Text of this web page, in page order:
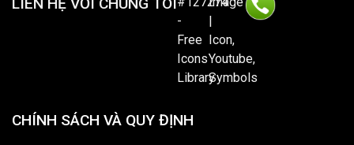
CHÍNH SÁCH VÀ QUY ĐỊNH